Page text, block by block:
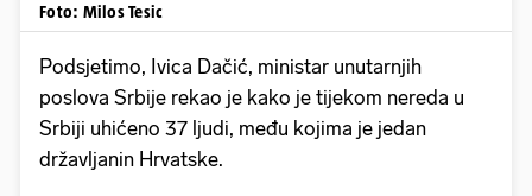
Foto: Milos Tesic
Podsjetimo, Ivica Dačić, ministar unutarnjih
poslova Srbije rekao je kako je tijekom nereda u
Srbiji uhićeno 37 ljudi, među kojima je jedan
državljanin Hrvatske.